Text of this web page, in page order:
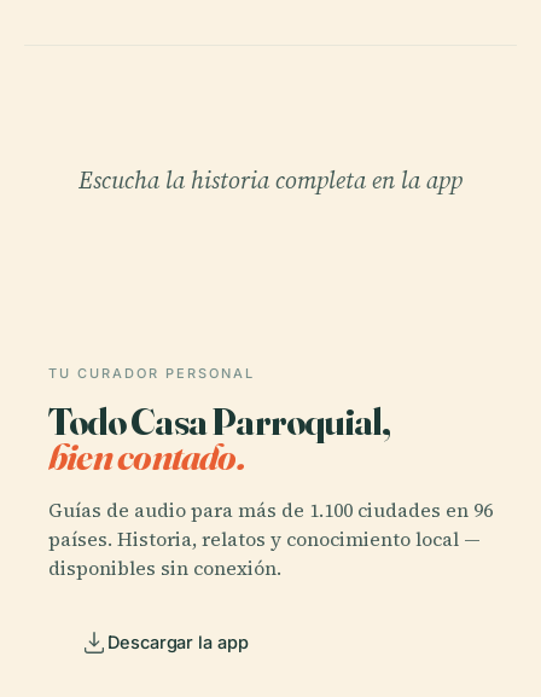
Escucha la historia completa en la app
TU CURADOR PERSONAL
Todo Casa Parroquial,
bien contado.
Guías de audio para más de 1.100 ciudades en 96
países. Historia, relatos y conocimiento local —
disponibles sin conexión.
Descargar la app